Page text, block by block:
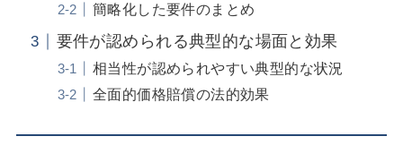
簡略化した要件のまとめ
要件が認められる典型的な場面と効果
相当性が認められやすい典型的な状況
全面的価格賠償の法的効果